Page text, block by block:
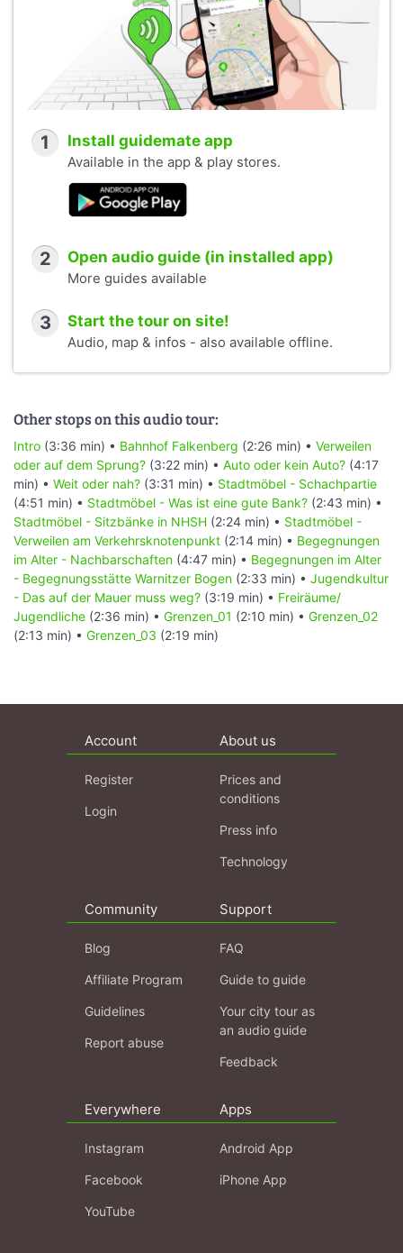
1 Install guidemate app
Available in the app & play stores.
2 Open audio guide (in installed app)
More guides available
3 Start the tour on site!
Audio, map & infos - also available offline.
Other stops on this audio tour:
Intro (3:36 min) • Bahnhof Falkenberg (2:26 min) • Verweilen
oder auf dem Sprung? (3:22 min) • Auto oder kein Auto? (4:17
min) • Weit oder nah? (3:31 min) • Stadtmöbel - Schachpartie
(4:51 min) • Stadtmöbel - Was ist eine gute Bank? (2:43 min) •
Stadtmöbel - Sitzbänke in NHSH (2:24 min) • Stadtmöbel -
Verweilen am Verkehrsknotenpunkt (2:14 min) • Begegnungen
im Alter - Nachbarschaften (4:47 min) • Begegnungen im Alter
- Begegnungsstätte Warnitzer Bogen (2:33 min) • Jugendkultur
- Das auf der Mauer muss weg? (3:19 min) • Freiräume/
Jugendliche (2:36 min) • Grenzen_01 (2:10 min) • Grenzen_02
(2:13 min) • Grenzen_03 (2:19 min)
Account
Register
Login
About us
Prices and
conditions
Press info
Technology
Community
Blog
Affiliate Program
Guidelines
Report abuse
Support
FAQ
Guide to guide
Your city tour as
an audio guide
Feedback
Everywhere
Instagram
Facebook
YouTube
Apps
Android App
iPhone App